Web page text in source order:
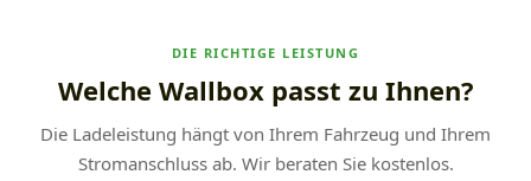
DIE RICHTIGE LEISTUNG
Welche Wallbox passt zu Ihnen?
Die Ladeleistung hängt von Ihrem Fahrzeug und Ihrem
Stromanschluss ab. Wir beraten Sie kostenlos.